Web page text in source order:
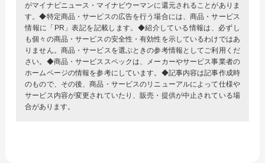
がマイナビニュース・マイナビウーマンに還元されることがありま
す。◆特定商品・サービスの広告を行う場合には、商品・サービス
情報に「PR」表記を記載します。◆紹介している情報は、必ずし
も個々の商品・サービスの安全性・有効性を示しているわけではあ
りません。商品・サービスを選ぶときの参考情報としてご利用くだ
さい。◆商品・サービススペックは、メーカーやサービス事業者の
ホームページの情報を参考にしています。◆記事内容は記事作成時
のもので、その後、商品・サービスのリニューアルによって仕様や
サービス内容が変更されていたり、販売・提供が中止されている場
合があります。